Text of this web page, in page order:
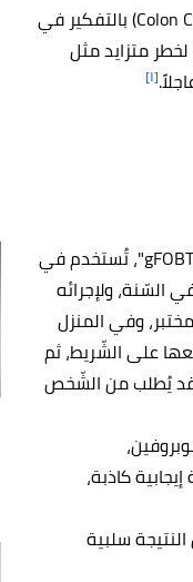
ينصح الأطباء الأشخاص المعرضين لخطر متوسّط للإصابة بسرطان القولون (بالإنجليزية: Colon Cancer) بالتفكير في
المعرضين لخطر متزايد مثل
[١]
اختبار الدم الخفي في البراز (بالإنجليزية: Guaiac-Based Fecal Occult Blood Test) واختصارًا "gFOBT"، تُستخدم في
السّنة، ولإجرائه
وفي المنزل
على الشّريط، ثم
يُطلب من الشّخص
كاذبة،
سلبية